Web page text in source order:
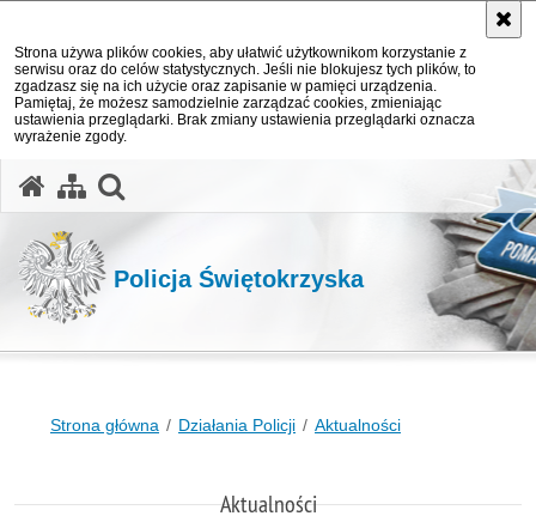
Strona używa plików cookies, aby ułatwić użytkownikom korzystanie z
serwisu oraz do celów statystycznych. Jeśli nie blokujesz tych plików, to
zgadzasz się na ich użycie oraz zapisanie w pamięci urządzenia.
Pamiętaj, że możesz samodzielnie zarządzać cookies, zmieniając
ustawienia przeglądarki. Brak zmiany ustawienia przeglądarki oznacza
wyrażenie zgody.
Policja Świętokrzyska
Strona główna Działania Policji Aktualności
Aktualności